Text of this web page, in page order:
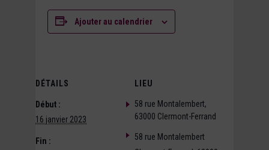
Ajouter au calendrier
DÉTAILS
Début :
16 janvier 2023
Fin :
LIEU
58 rue Montalembert,
63000 Clermont-Ferrand
58 rue Montalembert